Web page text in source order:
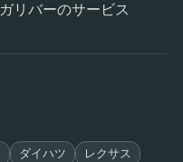
ガリバーのサービス
ダイハツ レクサス